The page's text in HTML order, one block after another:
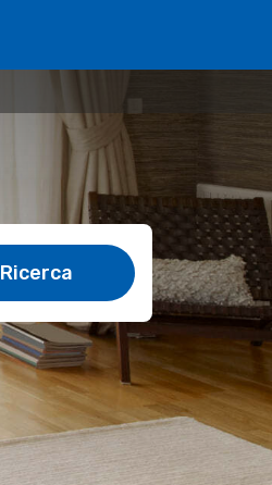
Ricerca